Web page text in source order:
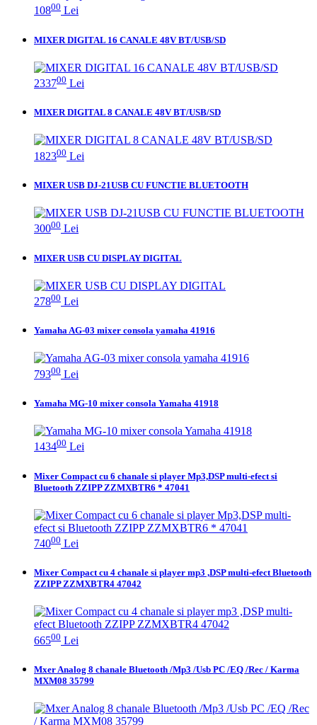
10800 Lei
MIXER DIGITAL 16 CANALE 48V BT/USB/SD
233700 Lei
MIXER DIGITAL 8 CANALE 48V BT/USB/SD
182300 Lei
MIXER USB DJ-21USB CU FUNCTIE BLUETOOTH
30000 Lei
MIXER USB CU DISPLAY DIGITAL
27800 Lei
Yamaha AG-03 mixer consola yamaha 41916
79300 Lei
Yamaha MG-10 mixer consola Yamaha 41918
143400 Lei
Mixer Compact cu 6 chanale si player Mp3,DSP multi-efect si
Bluetooth ZZIPP ZZMXBTR6 * 47041
74000 Lei
Mixer Compact cu 4 chanale si player mp3 ,DSP multi-efect Bluetooth
ZZIPP ZZMXBTR4 47042
66500 Lei
Mxer Analog 8 chanale Bluetooth /Mp3 /Usb PC /EQ /Rec / Karma
MXM08 35799